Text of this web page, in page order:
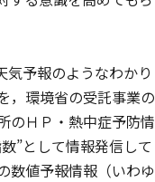
予報のようなわかり
，環境省の受託事業の
のＨＰ・熱中症予防情
”として情報発信して
数値予報情報（いわゆ